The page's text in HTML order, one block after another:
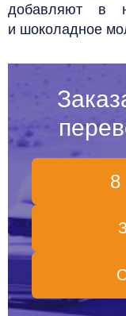
добавляют в
и шоколадное
8